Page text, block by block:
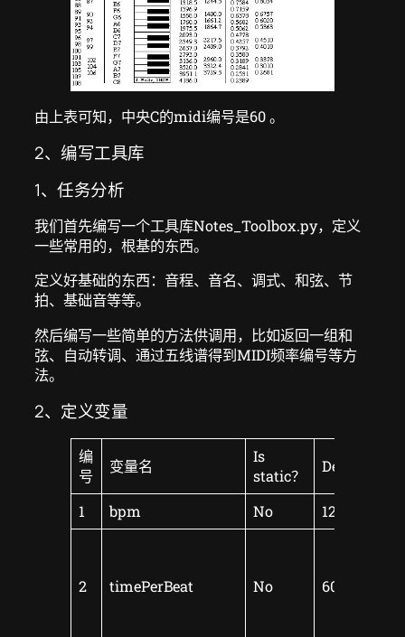
由上表可知，中央C的midi编号是60 。
2、编写工具库
1、任务分析
我们首先编写一个工具库Notes_Toolbox.py，定义
一些常用的，根基的东西。
定义好基础的东西：音程、音名、调式、和弦、节
拍、基础音等等。
然后编写一些简单的方法供调用，比如返回一组和
弦、自动转调、通过五线谱得到MIDI频率编号等方
法。
2、定义变量
编
号
变量名
Is
static？
Default
1 bpm No 125
2 timePerBeat No 60 / bpm *